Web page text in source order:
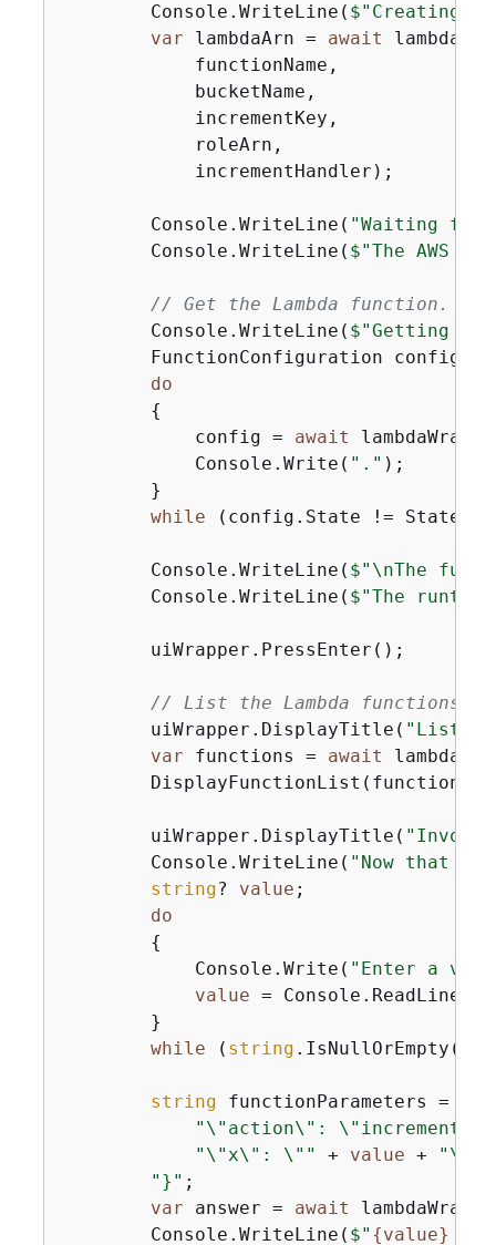
        Console.WriteLine(
$"Creating
var lambdaArn = await
            functionName,
            bucketName,
            incrementKey,
            roleArn,
            incrementHandler);
        Console.WriteLine(
"Waiting for
        Console.WriteLine(
$"The AWS
// Get the Lambda function.
        Console.WriteLine(
$"Getting
        FunctionConfiguration config;
do
{
            config =
await
            Console.Write(
"." );
        }
while (config.State !=
        Console.WriteLine(
$"\nThe
        Console.WriteLine(
$"The
        uiWrapper.PressEnter();
// List the Lambda functions.
        uiWrapper.DisplayTitle(
"Listing
var functions = await
        DisplayFunctionList(functions);
        uiWrapper.DisplayTitle(
"Invoke
        Console.WriteLine(
"Now that it
string? value ;
do
{
            Console.Write(
"Enter a
value = Console.ReadLine();
        }
while ( string .IsNullOrEmpty(
string functionParameters =
"\"action\":
"\"x\": \""
+ value + "\""
"}" ;
var answer = await
        Console.WriteLine(
$" {value}